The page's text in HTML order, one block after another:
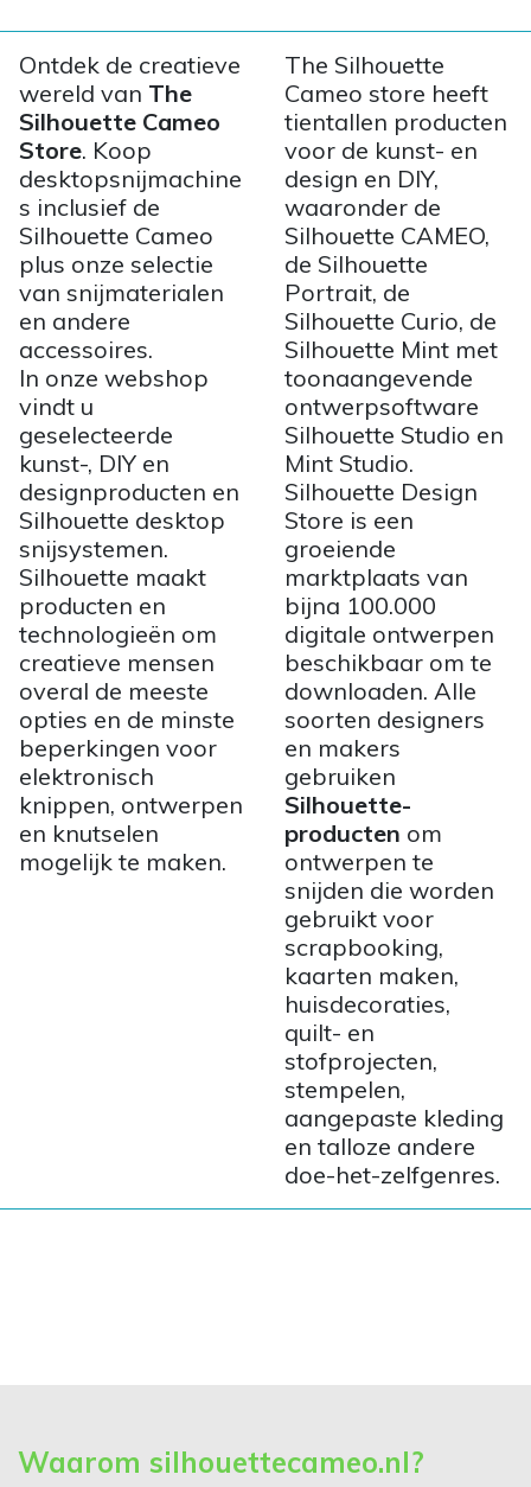
Ontdek de creatieve
wereld van The
Silhouette Cameo
Store. Koop
desktopsnijmachine
s inclusief de
Silhouette Cameo
plus onze selectie
van snijmaterialen
en andere
accessoires.
In onze webshop
vindt u
geselecteerde
kunst-, DIY en
designproducten en
Silhouette desktop
snijsystemen.
Silhouette maakt
producten en
technologieën om
creatieve mensen
overal de meeste
opties en de minste
beperkingen voor
elektronisch
knippen, ontwerpen
en knutselen
mogelijk te maken.
The Silhouette
Cameo store heeft
tientallen producten
voor de kunst- en
design en DIY,
waaronder de
Silhouette CAMEO,
de Silhouette
Portrait, de
Silhouette Curio, de
Silhouette Mint met
toonaangevende
ontwerpsoftware
Silhouette Studio en
Mint Studio.
Silhouette Design
Store is een
groeiende
marktplaats van
bijna 100.000
digitale ontwerpen
beschikbaar om te
downloaden. Alle
soorten designers
en makers
gebruiken
Silhouette-
producten om
ontwerpen te
snijden die worden
gebruikt voor
scrapbooking,
kaarten maken,
huisdecoraties,
quilt- en
stofprojecten,
stempelen,
aangepaste kleding
en talloze andere
doe-het-zelfgenres.
Waarom silhouettecameo.nl?